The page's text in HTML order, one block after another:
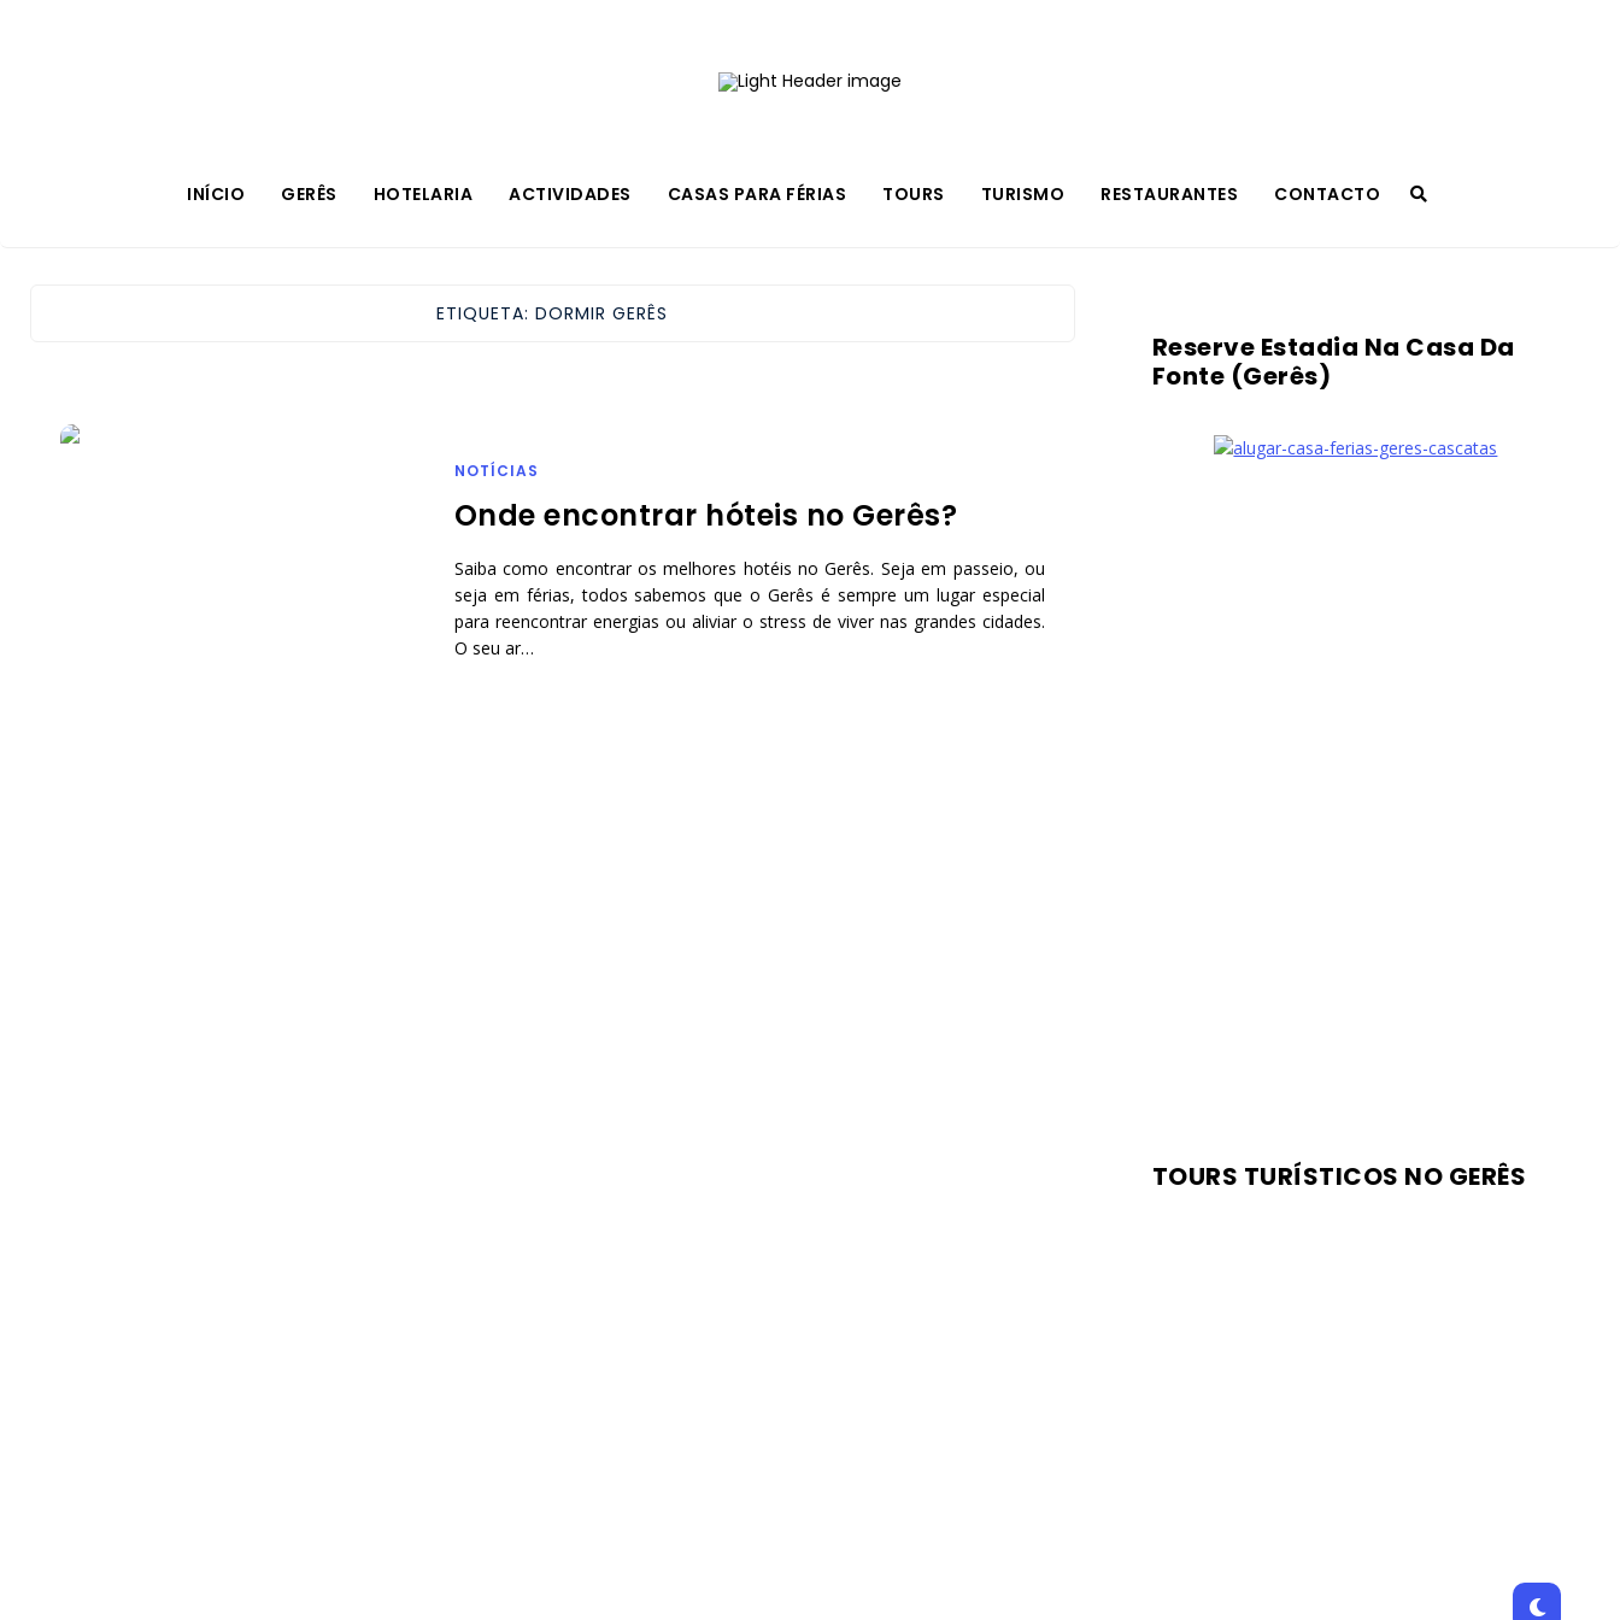
INÍCIO GERÊS HOTELARIA ACTIVIDADES CASAS PARA FÉRIAS TOURS TURISMO RESTAURANTES CONTACTO
ETIQUETA:DORMIR GERÊS
NOTÍCIAS
Onde encontrar hóteis no Gerês?
Saiba como encontrar os melhores hotéis no Gerês. Seja em passeio, ou
seja em férias, todos sabemos que o Gerês é sempre um lugar especial
para reencontrar energias ou aliviar o stress de viver nas grandes cidades.
O seu ar…
Reserve Estadia Na Casa Da
Fonte (Gerês)
TOURS TURÍSTICOS NO GERÊS